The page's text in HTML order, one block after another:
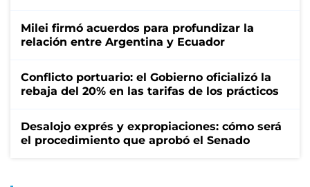
Milei firmó acuerdos para profundizar la
relación entre Argentina y Ecuador
Conflicto portuario: el Gobierno oficializó la
rebaja del 20% en las tarifas de los prácticos
Desalojo exprés y expropiaciones: cómo será
el procedimiento que aprobó el Senado